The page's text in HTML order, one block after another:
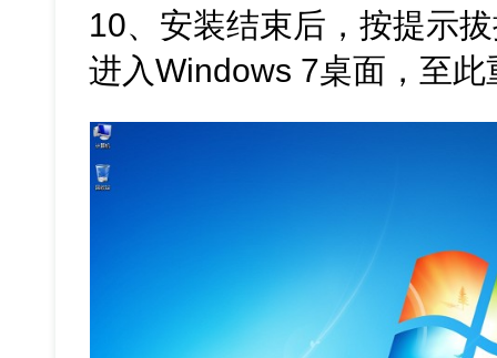
10、安装结束后，按提示
进入Windows 7桌面，至